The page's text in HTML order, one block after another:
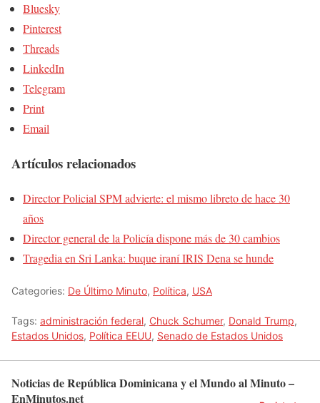
Bluesky
Pinterest
Threads
LinkedIn
Telegram
Print
Email
Artículos relacionados
Director Policial SPM advierte: el mismo libreto de hace 30
años
Director general de la Policía dispone más de 30 cambios
Tragedia en Sri Lanka: buque iraní IRIS Dena se hunde
Categories: De Último Minuto, Política, USA
Tags: administración federal, Chuck Schumer, Donald Trump,
Estados Unidos, Política EEUU, Senado de Estados Unidos
Noticias de República Dominicana y el Mundo al Minuto –
EnMinutos.net